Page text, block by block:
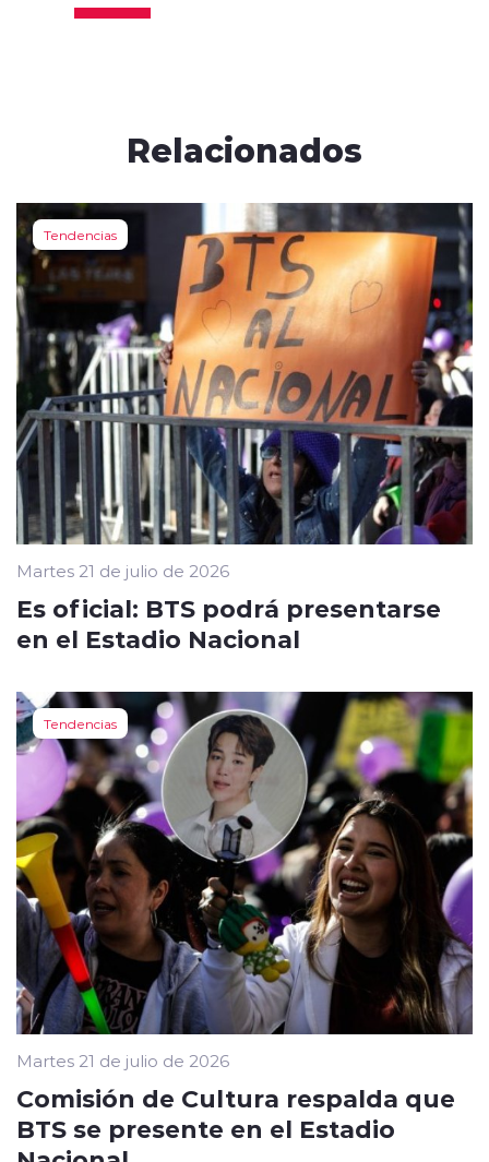
Relacionados
Tendencias
Martes 21 de julio de 2026
Es oficial: BTS podrá presentarse
en el Estadio Nacional
Tendencias
Martes 21 de julio de 2026
Comisión de Cultura respalda que
BTS se presente en el Estadio